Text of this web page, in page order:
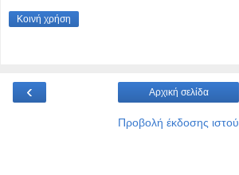
Κοινή χρήση
‹ Αρχική σελίδα
Προβολή έκδοσης ιστού